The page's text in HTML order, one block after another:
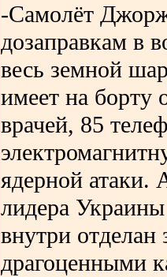
-Самолёт
дозаправкам в
весь земной
имеет на борту
врачей, 85
ядерной атаки.
лидера
внутри отделан
драгоценными